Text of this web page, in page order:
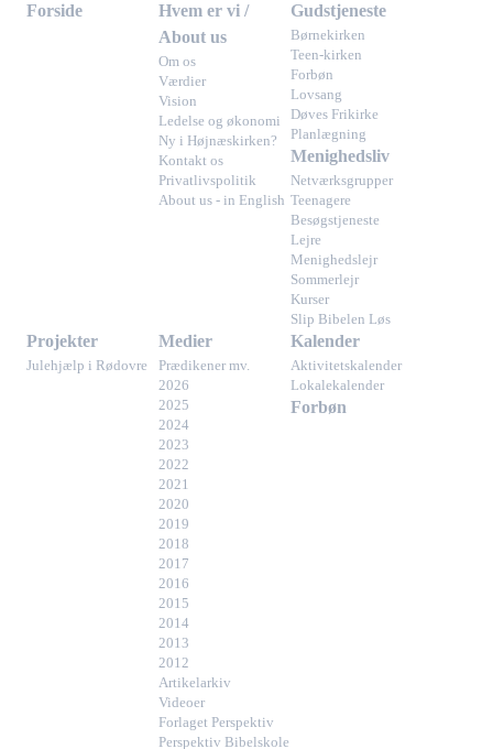
Forside
Hvem er vi /
About us
Om os
Værdier
Vision
Ledelse og økonomi
Ny i Højnæskirken?
Kontakt os
Privatlivspolitik
About us - in English
Gudstjeneste
Børnekirken
Teen-kirken
Forbøn
Lovsang
Døves Frikirke
Planlægning
Menighedsliv
Netværksgrupper
Teenagere
Besøgstjeneste
Lejre
Menighedslejr
Sommerlejr
Kurser
Slip Bibelen Løs
Projekter
Julehjælp i Rødovre
Medier
Prædikener mv.
2026
2025
2024
2023
2022
2021
2020
2019
2018
2017
2016
2015
2014
2013
2012
Artikelarkiv
Videoer
Forlaget Perspektiv
Perspektiv Bibelskole
Kalender
Aktivitetskalender
Lokalekalender
Forbøn